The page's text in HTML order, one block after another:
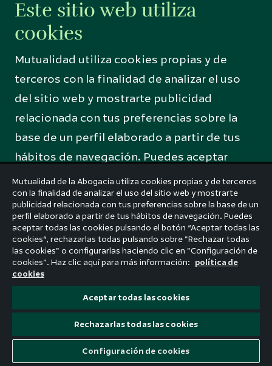
28002 Madrid
C/ Serrano, 5. 28001 Madrid
Descarga nuestra app
Más sobre la app
Este sitio web utiliza
cookies
Mutualidad utiliza cookies propias y de
terceros con la finalidad de analizar el uso
del sitio web y mostrarte publicidad
relacionada con tus preferencias sobre la
base de un perfil elaborado a partir de tus
hábitos de navegación. Puedes aceptar
todas las cookies pulsando el botón
“Aceptar todas las cookies”, rechazarlas
todas pulsando sobre "Rechazar todas las
cookies" o configurarlas haciendo clic en
"Configuración de cookies".Consulte la
Política de privacidad
Configuración Aceptar todo
Rechazar todas
Mutualidad de la Abogacía utiliza cookies propias y de terceros
con la finalidad de analizar el uso del sitio web y mostrarte
publicidad relacionada con tus preferencias sobre la base de un
perfil elaborado a partir de tus hábitos de navegación. Puedes
aceptar todas las cookies pulsando el botón “Aceptar todas las
cookies”, rechazarlas todas pulsando sobre "Rechazar todas
las cookies" o configurarlas haciendo clic en "Configuración de
cookies". Haz clic aquí para más información: política de
cookies
Aceptar todas las cookies
Rechazarlas todas las cookies
Configuración de cookies